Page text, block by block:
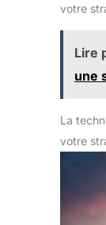
votre
Lire
une
La
votre